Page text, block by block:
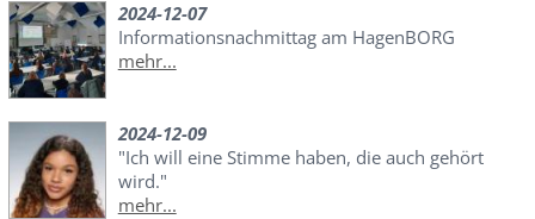
2024-12-07
Informationsnachmittag am HagenBORG
mehr...
2024-12-09
"Ich will eine Stimme haben, die auch gehört
wird."
mehr...